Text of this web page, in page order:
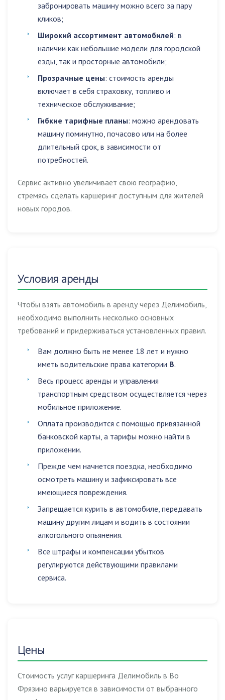
забронировать машину можно всего за пару
кликов;
Широкий ассортимент автомобилей: в
наличии как небольшие модели для городской
езды, так и просторные автомобили;
Прозрачные цены: стоимость аренды
включает в себя страховку, топливо и
техническое обслуживание;
Гибкие тарифные планы: можно арендовать
машину поминутно, почасово или на более
длительный срок, в зависимости от
потребностей.
Сервис активно увеличивает свою географию,
стремясь сделать каршеринг доступным для жителей
новых городов.
Условия аренды
Чтобы взять автомобиль в аренду через Делимобиль,
необходимо выполнить несколько основных
требований и придерживаться установленных правил.
Вам должно быть не менее 18 лет и нужно
иметь водительские права категории B.
Весь процесс аренды и управления
транспортным средством осуществляется через
мобильное приложение.
Оплата производится с помощью привязанной
банковской карты, а тарифы можно найти в
приложении.
Прежде чем начнется поездка, необходимо
осмотреть машину и зафиксировать все
имеющиеся повреждения.
Запрещается курить в автомобиле, передавать
машину другим лицам и водить в состоянии
алкогольного опьянения.
Все штрафы и компенсации убытков
регулируются действующими правилами
сервиса.
Цены
Стоимость услуг каршеринга Делимобиль в Во
Фрязино варьируется в зависимости от выбранного